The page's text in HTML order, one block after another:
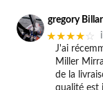
gregory
★★★★☆
J'ai
Miller
de la
qualité est